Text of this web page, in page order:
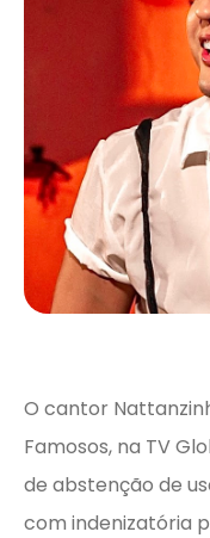
O cantor
Famosos, na TV
de abstenção de
com indenizatória